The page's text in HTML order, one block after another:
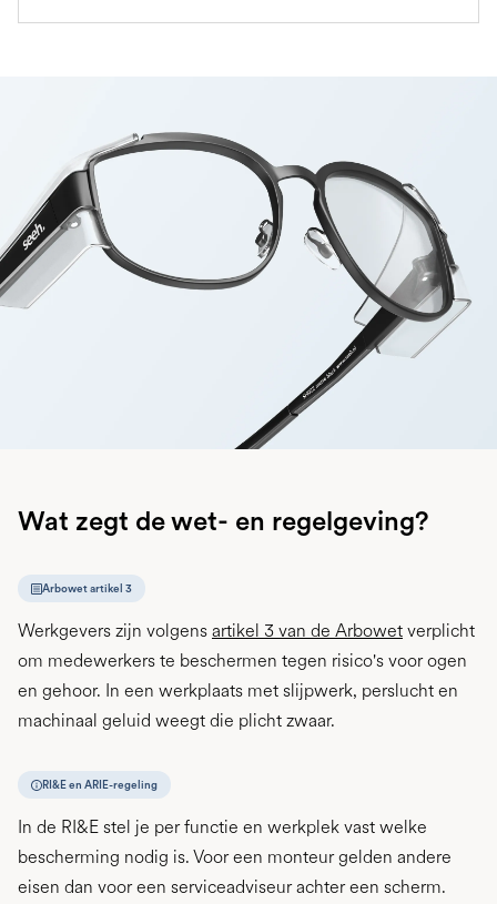
Wat zegt de wet- en regelgeving?
Arbowet artikel 3
Werkgevers zijn volgens artikel 3 van de Arbowet verplicht
om medewerkers te beschermen tegen risico's voor ogen
en gehoor. In een werkplaats met slijpwerk, perslucht en
machinaal geluid weegt die plicht zwaar.
RI&E en ARIE-regeling
In de RI&E stel je per functie en werkplek vast welke
bescherming nodig is. Voor een monteur gelden andere
eisen dan voor een serviceadviseur achter een scherm.